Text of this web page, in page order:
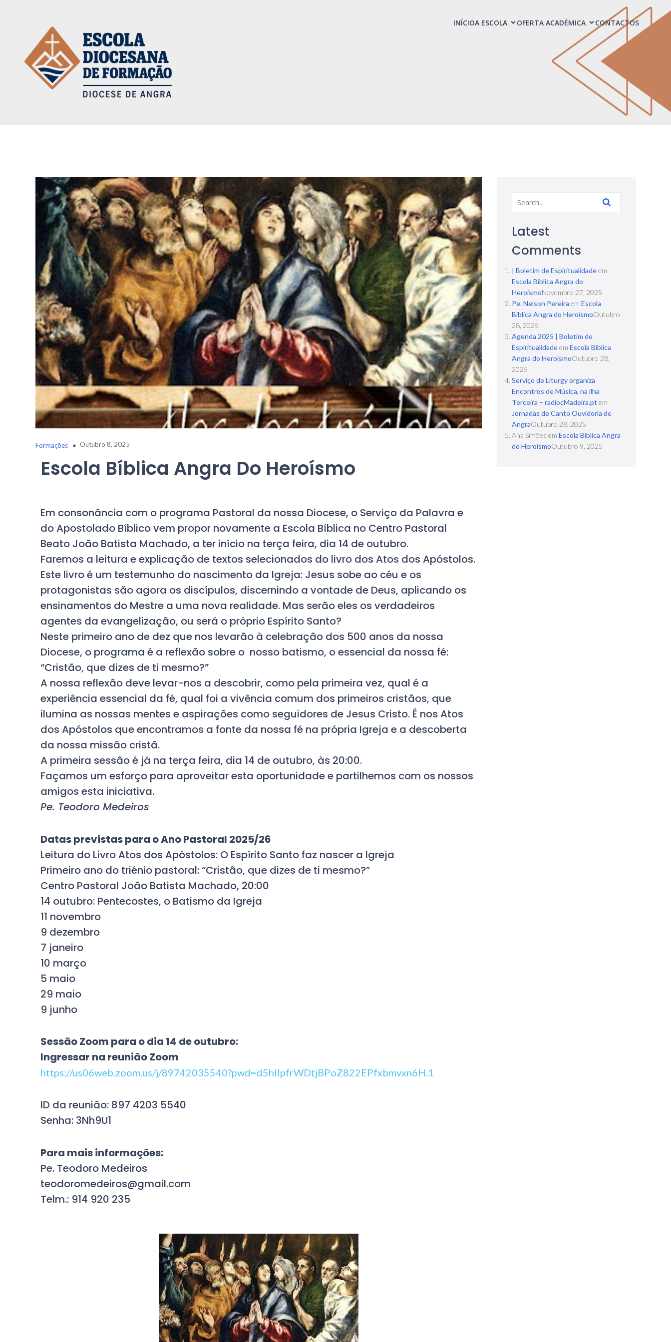
INÍCIOA ESCOLA OFERTA ACADÉMICA CONTACTOS
Formações Outubro 8, 2025
Escola Bíblica Angra Do Heroísmo
Em consonância com o programa Pastoral da nossa Diocese, o Serviço da Palavra e
do Apostolado Bíblico vem propor novamente a Escola Bíblica no Centro Pastoral
Beato João Batista Machado, a ter início na terça feira, dia 14 de outubro.
Faremos a leitura e explicação de textos selecionados do livro dos Atos dos Apóstolos.
Este livro é um testemunho do nascimento da Igreja: Jesus sobe ao céu e os
protagonistas são agora os discípulos, discernindo a vontade de Deus, aplicando os
ensinamentos do Mestre a uma nova realidade. Mas serão eles os verdadeiros
agentes da evangelização, ou será o próprio Espírito Santo?
Neste primeiro ano de dez que nos levarão à celebração dos 500 anos da nossa
Diocese, o programa é a reflexão sobre o nosso batismo, o essencial da nossa fé:
“Cristão, que dizes de ti mesmo?”
A nossa reflexão deve levar-nos a descobrir, como pela primeira vez, qual é a
experiência essencial da fé, qual foi a vivência comum dos primeiros cristãos, que
ilumina as nossas mentes e aspirações como seguidores de Jesus Cristo. É nos Atos
dos Apóstolos que encontramos a fonte da nossa fé na própria Igreja e a descoberta
da nossa missão cristã.
A primeira sessão é já na terça feira, dia 14 de outubro, às 20:00.
Façamos um esforço para aproveitar esta oportunidade e partilhemos com os nossos
amigos esta iniciativa.
Pe. Teodoro Medeiros
Datas previstas para o Ano Pastoral 2025/26
Leitura do Livro Atos dos Apóstolos: O Espírito Santo faz nascer a Igreja
Primeiro ano do triénio pastoral: “Cristão, que dizes de ti mesmo?”
Centro Pastoral João Batista Machado, 20:00
14 outubro: Pentecostes, o Batismo da Igreja
11 novembro
9 dezembro
7 janeiro
10 março
5 maio
29 maio
9 junho
Sessão Zoom para o dia 14 de outubro:
Ingressar na reunião Zoom
https://us06web.zoom.us/j/89742035540?pwd=d5hlIpfrWDtjBPoZ822EPfxbmvxn6H.1
ID da reunião: 897 4203 5540
Senha: 3Nh9U1
Para mais informações:
Pe. Teodoro Medeiros
teodoromedeiros@gmail.com
Telm.: 914 920 235
Latest
Comments
| Boletim de Espiritualidadeem
Escola Bíblica Angra do
HeroísmoNovembro 27, 2025
Pe. Nelson Pereira em Escola
Bíblica Angra do HeroísmoOutubro
28, 2025
Agenda 2025 | Boletim de
Espiritualidadeem Escola Bíblica
Angra do HeroísmoOutubro 28,
2025
Serviço de Liturgy organiza
Encontros de Música, na ilha
Terceira – radiocMadeira.pt em
Jornadas de Canto Ouvidoria de
AngraOutubro 28, 2025
Ana Simões em Escola Bíblica Angra
do HeroísmoOutubro 9, 2025